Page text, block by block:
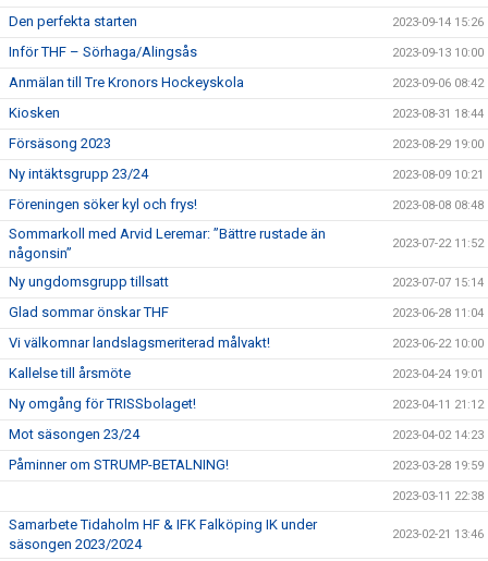
Den perfekta starten 2023-09-14 15:26
Inför THF – Sörhaga/Alingsås 2023-09-13 10:00
Anmälan till Tre Kronors Hockeyskola 2023-09-06 08:42
Kiosken 2023-08-31 18:44
Försäsong 2023 2023-08-29 19:00
Ny intäktsgrupp 23/24 2023-08-09 10:21
Föreningen söker kyl och frys! 2023-08-08 08:48
Sommarkoll med Arvid Leremar: ”Bättre rustade än
någonsin”
2023-07-22 11:52
Ny ungdomsgrupp tillsatt 2023-07-07 15:14
Glad sommar önskar THF 2023-06-28 11:04
Vi välkomnar landslagsmeriterad målvakt! 2023-06-22 10:00
Kallelse till årsmöte 2023-04-24 19:01
Ny omgång för TRISSbolaget! 2023-04-11 21:12
Mot säsongen 23/24 2023-04-02 14:23
Påminner om STRUMP-BETALNING! 2023-03-28 19:59
2023-03-11 22:38
Samarbete Tidaholm HF & IFK Falköping IK under
säsongen 2023/2024
2023-02-21 13:46